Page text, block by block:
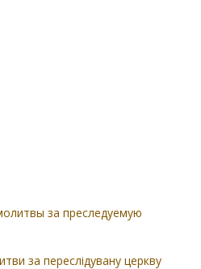
за преследуемую
за переслідувану церкву